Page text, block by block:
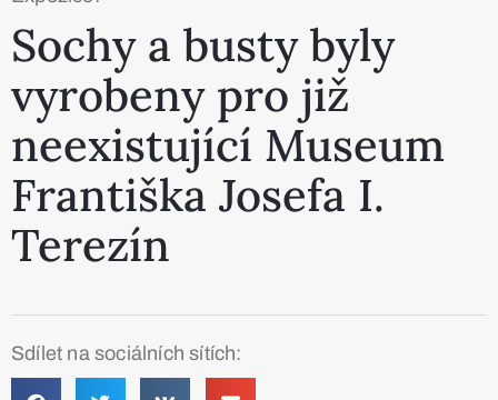
Sochy a busty byly
vyrobeny pro již
neexistující Museum
Františka Josefa I.
Terezín
Sdílet na sociálních sítích: